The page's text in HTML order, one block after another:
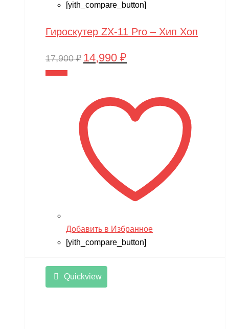
[yith_compare_button]
Гироскутер ZX-11 Pro – Хип Хоп
17,900₽ Первоначальная
17,900 ₽.
14,990 ₽
Добавить в Избранное
[yith_compare_button]
Quickview